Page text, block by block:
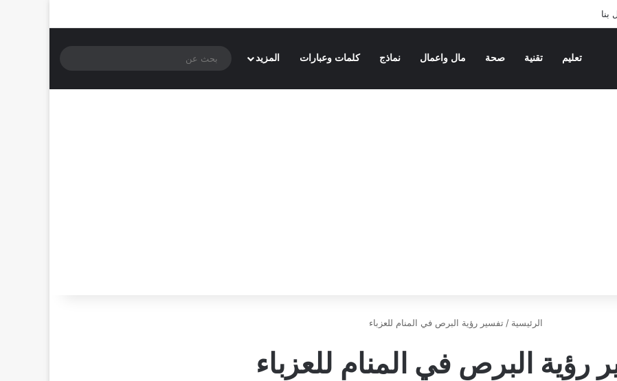
بنا
تعليم تقنية صحة مال واعمال نماذج كلمات وعبارات المزيد
الرئيسية / تفسير رؤية البرص في المنام للعزباء
رؤية البرص في المنام للعزباء